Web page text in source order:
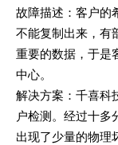
故障描述：客户的
不能复制出来，有
重要的数据，于是
中心。
解决方案：千喜科
户检测。经过十多
出现了少量的物理